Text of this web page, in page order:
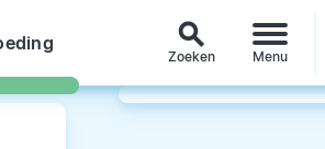
search
Zoeken Menu